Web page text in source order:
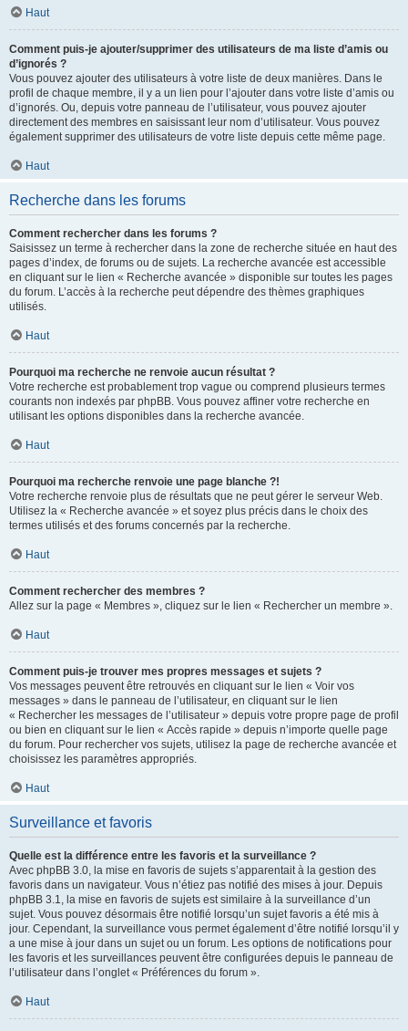
Haut
Comment puis-je ajouter/supprimer des utilisateurs de ma liste d’amis ou
d’ignorés ?
Vous pouvez ajouter des utilisateurs à votre liste de deux manières. Dans le
profil de chaque membre, il y a un lien pour l’ajouter dans votre liste d’amis ou
d’ignorés. Ou, depuis votre panneau de l’utilisateur, vous pouvez ajouter
directement des membres en saisissant leur nom d’utilisateur. Vous pouvez
également supprimer des utilisateurs de votre liste depuis cette même page.
Haut
Recherche dans les forums
Comment rechercher dans les forums ?
Saisissez un terme à rechercher dans la zone de recherche située en haut des
pages d’index, de forums ou de sujets. La recherche avancée est accessible
en cliquant sur le lien « Recherche avancée » disponible sur toutes les pages
du forum. L’accès à la recherche peut dépendre des thèmes graphiques
utilisés.
Haut
Pourquoi ma recherche ne renvoie aucun résultat ?
Votre recherche est probablement trop vague ou comprend plusieurs termes
courants non indexés par phpBB. Vous pouvez affiner votre recherche en
utilisant les options disponibles dans la recherche avancée.
Haut
Pourquoi ma recherche renvoie une page blanche ?!
Votre recherche renvoie plus de résultats que ne peut gérer le serveur Web.
Utilisez la « Recherche avancée » et soyez plus précis dans le choix des
termes utilisés et des forums concernés par la recherche.
Haut
Comment rechercher des membres ?
Allez sur la page « Membres », cliquez sur le lien « Rechercher un membre ».
Haut
Comment puis-je trouver mes propres messages et sujets ?
Vos messages peuvent être retrouvés en cliquant sur le lien « Voir vos
messages » dans le panneau de l’utilisateur, en cliquant sur le lien
« Rechercher les messages de l’utilisateur » depuis votre propre page de profil
ou bien en cliquant sur le lien « Accès rapide » depuis n’importe quelle page
du forum. Pour rechercher vos sujets, utilisez la page de recherche avancée et
choisissez les paramètres appropriés.
Haut
Surveillance et favoris
Quelle est la différence entre les favoris et la surveillance ?
Avec phpBB 3.0, la mise en favoris de sujets s’apparentait à la gestion des
favoris dans un navigateur. Vous n’étiez pas notifié des mises à jour. Depuis
phpBB 3.1, la mise en favoris de sujets est similaire à la surveillance d’un
sujet. Vous pouvez désormais être notifié lorsqu’un sujet favoris a été mis à
jour. Cependant, la surveillance vous permet également d’être notifié lorsqu’il y
a une mise à jour dans un sujet ou un forum. Les options de notifications pour
les favoris et les surveillances peuvent être configurées depuis le panneau de
l’utilisateur dans l’onglet « Préférences du forum ».
Haut